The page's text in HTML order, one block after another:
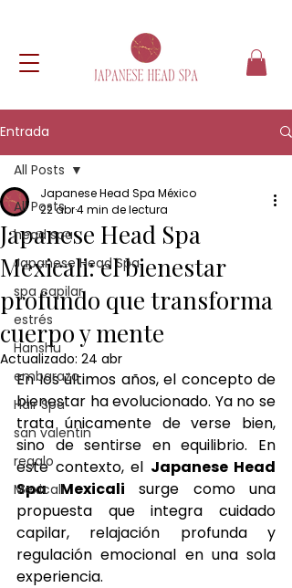
Entrada
All Posts
head spa
Japanese Head Spa
spa capilar
estrés
Hanshu
embarazo
Hair Spa
san valentin
regalo
Mexicali
All Posts
Japanese Head Spa
Mexicali: el bienestar
profundo que transforma
cuerpo y mente
Japanese Head Spa México
22 abr4 min de lectura
Actualizado: 24 abr
En los últimos años, el concepto de
bienestar ha evolucionado. Ya no se
trata únicamente de verse bien,
sino de sentirse en equilibrio. En
este contexto, el Japanese Head
Spa Mexicali surge como una
propuesta que integra cuidado
capilar, relajación profunda y
regulación emocional en una sola
experiencia.